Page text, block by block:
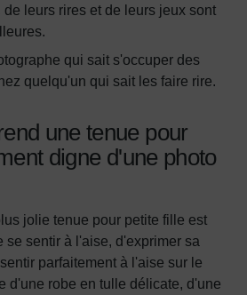
de leurs rires et de leurs jeux sont
qui sait s'occuper des
quelqu'un qui sait les faire rire.
une tenue pour
digne d'une photo
jolie tenue pour petite fille est
se sentir à l'aise, d'exprimer sa
parfaitement à l'aise sur le
d'une robe en tulle délicate, d'une